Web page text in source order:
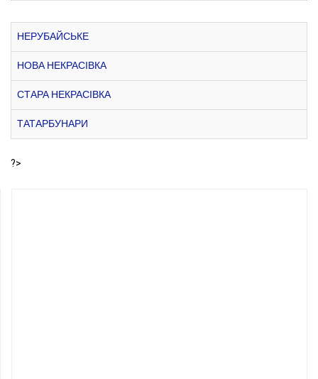
НЕРУБАЙСЬКЕ
НОВА НЕКРАСІВКА
СТАРА НЕКРАСІВКА
ТАТАРБУНАРИ
?>